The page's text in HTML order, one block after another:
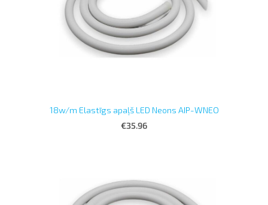
18w/m Elastīgs apaļš LED Neons AIP-WNEO
€35.96